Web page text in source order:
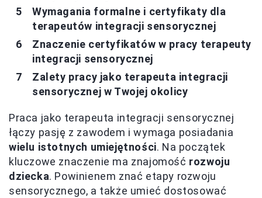
Wymagania formalne i certyfikaty dla
terapeutów integracji sensorycznej
Znaczenie certyfikatów w pracy terapeuty
integracji sensorycznej
Zalety pracy jako terapeuta integracji
sensorycznej w Twojej okolicy
Praca jako terapeuta integracji sensorycznej
łączy pasję z zawodem i wymaga posiadania
wielu istotnych umiejętności. Na początek
kluczowe znaczenie ma znajomość rozwoju
dziecka. Powinienem znać etapy rozwoju
sensorycznego, a także umieć dostosować